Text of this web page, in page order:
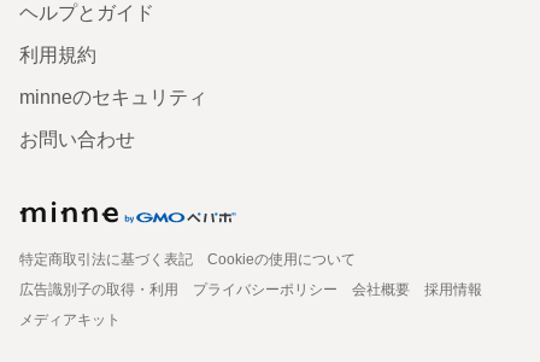
ヘルプとガイド
利用規約
minneのセキュリティ
お問い合わせ
特定商取引法に基づく表記
Cookieの使用について
広告識別子の取得・利用
プライバシーポリシー 会社概要
採用情報
メディアキット